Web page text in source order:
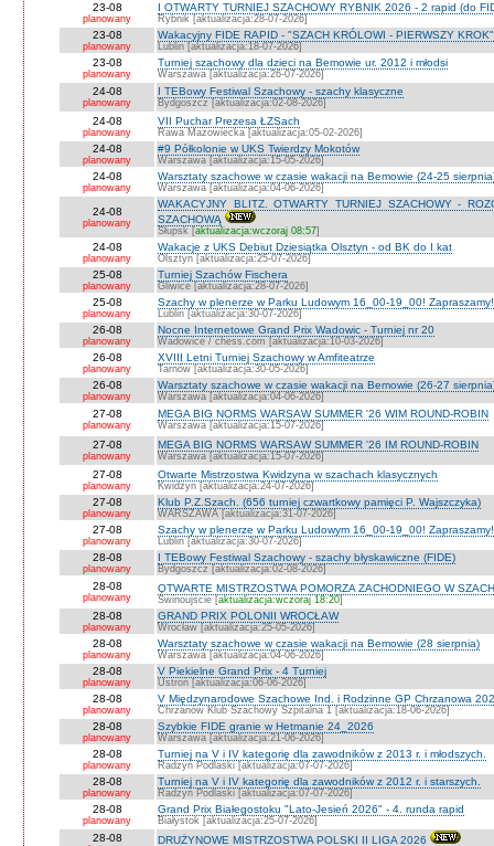
23-08
planowany
I OTWARTY TURNIEJ SZACHOWY RYBNIK 2026 - 2 rapid (do
Rybnik [aktualizacja:28-07-2026]
23-08
planowany
Wakacyjny FIDE RAPID - "SZACH KRÓLOWI - PIERWSZY
Lublin [aktualizacja:18-07-2026]
23-08
planowany
Turniej szachowy dla dzieci na Bemowie ur. 2012 i młodsi
Warszawa [aktualizacja:26-07-2026]
24-08
planowany
I TEBowy Festiwal Szachowy - szachy klasyczne
Bydgoszcz [aktualizacja:02-08-2026]
24-08
planowany
VII Puchar Prezesa ŁZSach
Rawa Mazowiecka [aktualizacja:05-02-2026]
24-08
planowany
#9 Półkolonie w UKS Twierdzy Mokotów
Warszawa [aktualizacja:15-05-2026]
24-08
planowany
Warsztaty szachowe w czasie wakacji na Bemowie (24-25
Warszawa [aktualizacja:04-06-2026]
24-08
planowany
WAKACYJNY BLITZ. OTWARTY TURNIEJ SZACHOWY -
SZACHOWĄ
Słupsk [aktualizacja:wczoraj 08:57]
24-08
planowany
Wakacje z UKS Debiut Dziesiątka Olsztyn - od BK do I kat
Olsztyn [aktualizacja:25-07-2026]
25-08
planowany
Turniej Szachów Fischera
Gliwice [aktualizacja:28-07-2026]
25-08
planowany
Szachy w plenerze w Parku Ludowym 16_00-19_00! Zapraszamy!
Lublin [aktualizacja:30-07-2026]
26-08
planowany
Nocne Internetowe Grand Prix Wadowic - Turniej nr 20
Wadowice / chess.com [aktualizacja:10-03-2026]
26-08
planowany
XVIII Letni Turniej Szachowy w Amfiteatrze
Tarnów [aktualizacja:30-05-2026]
26-08
planowany
Warsztaty szachowe w czasie wakacji na Bemowie (26-27
Warszawa [aktualizacja:04-06-2026]
27-08
planowany
MEGA BIG NORMS WARSAW SUMMER '26 WIM ROUND-ROBIN
Warszawa [aktualizacja:15-07-2026]
27-08
planowany
MEGA BIG NORMS WARSAW SUMMER '26 IM ROUND-ROBIN
Warszawa [aktualizacja:15-07-2026]
27-08
planowany
Otwarte Mistrzostwa Kwidzyna w szachach klasycznych
Kwidzyn [aktualizacja:24-07-2026]
27-08
planowany
Klub P.Z.Szach. (656 turniej czwartkowy pamięci P. Wajszczyka)
WARSZAWA [aktualizacja:31-07-2026]
27-08
planowany
Szachy w plenerze w Parku Ludowym 16_00-19_00! Zapraszamy!
Lublin [aktualizacja:30-07-2026]
28-08
planowany
I TEBowy Festiwal Szachowy - szachy błyskawiczne (FIDE)
Bydgoszcz [aktualizacja:02-08-2026]
28-08
planowany
OTWARTE MISTRZOSTWA POMORZA ZACHODNIEGO W
Świnoujście [aktualizacja:wczoraj 18:20]
28-08
planowany
GRAND PRIX POLONII WROCŁAW
Wrocław [aktualizacja:25-05-2026]
28-08
planowany
Warsztaty szachowe w czasie wakacji na Bemowie (28 sierpnia)
Warszawa [aktualizacja:04-06-2026]
28-08
planowany
V Piekielne Grand Prix - 4 Turniej
Ustroń [aktualizacja:06-06-2026]
28-08
planowany
V Międzynarodowe Szachowe Ind. i Rodzinne GP Chrzanowa
Chrzanów Klub Szachowy Szpitalna 1 [aktualizacja:18-06-2026]
28-08
planowany
Szybkie FIDE granie w Hetmanie 24_2026
Warszawa [aktualizacja:21-06-2026]
28-08
planowany
Turniej na V i IV kategorię dla zawodników z 2013 r. i młodszych.
Radzyń Podlaski [aktualizacja:07-07-2026]
28-08
planowany
Turniej na V i IV kategorię dla zawodników z 2012 r. i starszych.
Radzyń Podlaski [aktualizacja:07-07-2026]
28-08
planowany
Grand Prix Białegostoku "Lato-Jesień 2026" - 4. runda rapid
Białystok [aktualizacja:25-07-2026]
28-08 DRUŻYNOWE MISTRZOSTWA POLSKI II LIGA 2026